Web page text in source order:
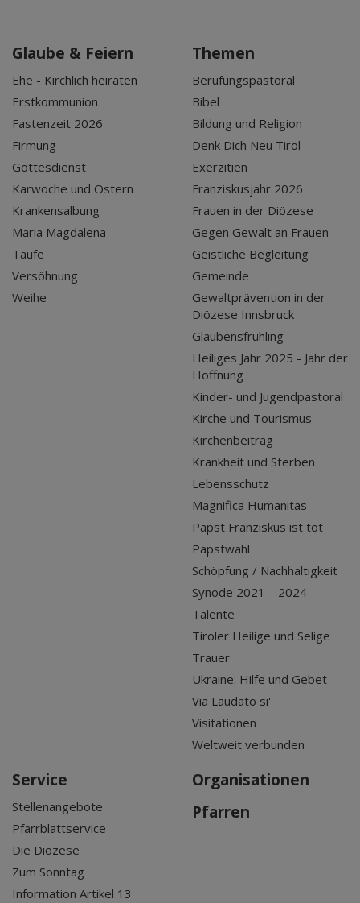
Glaube & Feiern
Ehe - Kirchlich heiraten
Erstkommunion
Fastenzeit 2026
Firmung
Gottesdienst
Karwoche und Ostern
Krankensalbung
Maria Magdalena
Taufe
Versöhnung
Weihe
Themen
Berufungspastoral
Bibel
Bildung und Religion
Denk Dich Neu Tirol
Exerzitien
Franziskusjahr 2026
Frauen in der Diözese
Gegen Gewalt an Frauen
Geistliche Begleitung
Gemeinde
Gewaltprävention in der
Diözese Innsbruck
Glaubensfrühling
Heiliges Jahr 2025 - Jahr der
Hoffnung
Kinder- und Jugendpastoral
Kirche und Tourismus
Kirchenbeitrag
Krankheit und Sterben
Lebensschutz
Magnifica Humanitas
Papst Franziskus ist tot
Papstwahl
Schöpfung / Nachhaltigkeit
Synode 2021 – 2024
Talente
Tiroler Heilige und Selige
Trauer
Ukraine: Hilfe und Gebet
Via Laudato si'
Visitationen
Weltweit verbunden
Service
Stellenangebote
Pfarrblattservice
Die Diözese
Zum Sonntag
Information Artikel 13
Organisationen
Pfarren